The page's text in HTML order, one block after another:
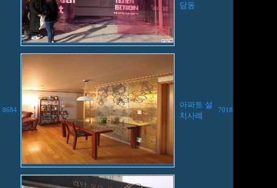
담동
8684
아파트 설
치사례
7018